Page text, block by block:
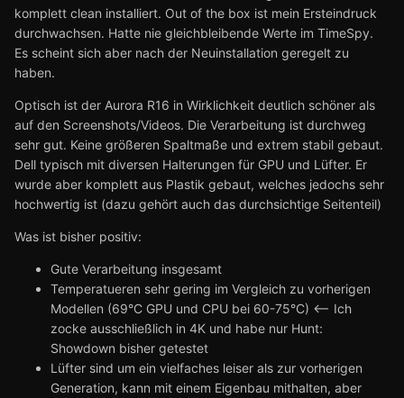
komplett clean installiert. Out of the box ist mein Ersteindruck
durchwachsen. Hatte nie gleichbleibende Werte im TimeSpy.
Es scheint sich aber nach der Neuinstallation geregelt zu
haben.
Optisch ist der Aurora R16 in Wirklichkeit deutlich schöner als
auf den Screenshots/Videos. Die Verarbeitung ist durchweg
sehr gut. Keine größeren Spaltmaße und extrem stabil gebaut.
Dell typisch mit diversen Halterungen für GPU und Lüfter. Er
wurde aber komplett aus Plastik gebaut, welches jedochs sehr
hochwertig ist (dazu gehört auch das durchsichtige Seitenteil)
Was ist bisher positiv:
Gute Verarbeitung insgesamt
Temperatueren sehr gering im Vergleich zu vorherigen
Modellen (69°C GPU und CPU bei 60-75°C) <-- Ich
zocke ausschließlich in 4K und habe nur Hunt:
Showdown bisher getestet
Lüfter sind um ein vielfaches leiser als zur vorherigen
Generation, kann mit einem Eigenbau mithalten, aber